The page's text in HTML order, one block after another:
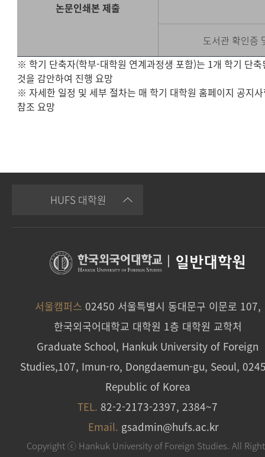
논문인쇄본 제출
도서관 확인증
※ 학기 단축자(학부-대학원 연계과정생 포함)는 1개 학기 단축
것을 감안하여 진행 요망
※ 자세한 일정 및 세부 절차는 매 학기 대학원 홈페이지 공지
참조 요망
HUFS 대학원
일반대학원
서울캠퍼스 02450 서울특별시 동대문구 이문로 107,
한국외국어대학교 대학원 1층 대학원 교학처
Graduate School, Hankuk University of Foreign
Studies,107, Imun-ro, Dongdaemun-gu, Seoul,
Republic of Korea
TEL. 82-2-2173-2397, 2384~7
Email. gsadmin@hufs.ac.kr
Copyright ⓒ Hankuk University of Foreign Studies. All